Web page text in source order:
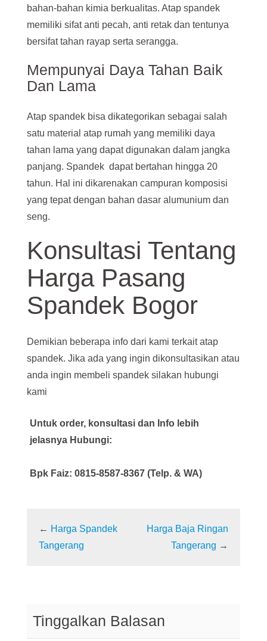
bahan-bahan kimia berkualitas. Atap spandek
memiliki sifat anti pecah, anti retak dan tentunya
bersifat tahan rayap serta serangga.
Mempunyai Daya Tahan Baik
Dan Lama
Atap spandek bisa dikategorikan sebagai salah
satu material atap rumah yang memiliki daya
tahan lama yang dapat digunakan dalam jangka
panjang. Spandek dapat bertahan hingga 20
tahun. Hal ini dikarenakan campuran komposisi
yang tepat dengan bahan dasar alumunium dan
seng.
Konsultasi Tentang
Harga Pasang
Spandek Bogor
Demikian beberapa info dari kami terkait atap
spandek. Jika ada yang ingin dikonsultasikan atau
anda ingin membeli spandek silakan hubungi
kami
Untuk order, konsultasi dan Info lebih
jelasnya Hubungi:
Bpk Faiz: 0815-8587-8367 (Telp. & WA)
← Harga Spandek
Tangerang
Harga Baja Ringan
Tangerang →
Tinggalkan Balasan